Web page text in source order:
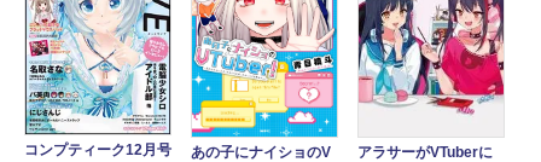
コンプティーク12月号
あの子にナイショのV
アラサーがVTuberに